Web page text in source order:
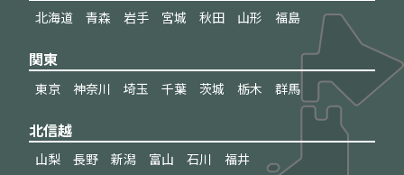
北海道 青森 岩手 宮城 秋田 山形 福島
関東
東京 神奈川 埼玉 千葉 茨城 栃木 群馬
北信越
山梨 長野 新潟 富山 石川 福井